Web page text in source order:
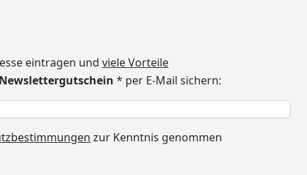
eintragen und viele Vorteile
* per E-Mail sichern:
zur Kenntnis genommen